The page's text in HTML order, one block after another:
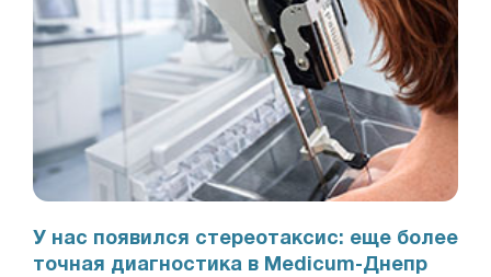
У нас появился стереотаксис: еще более
точная диагностика в Medicum-Днепр